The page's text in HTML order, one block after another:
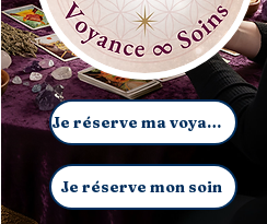
Je réserve ma voyance
Je réserve mon soin